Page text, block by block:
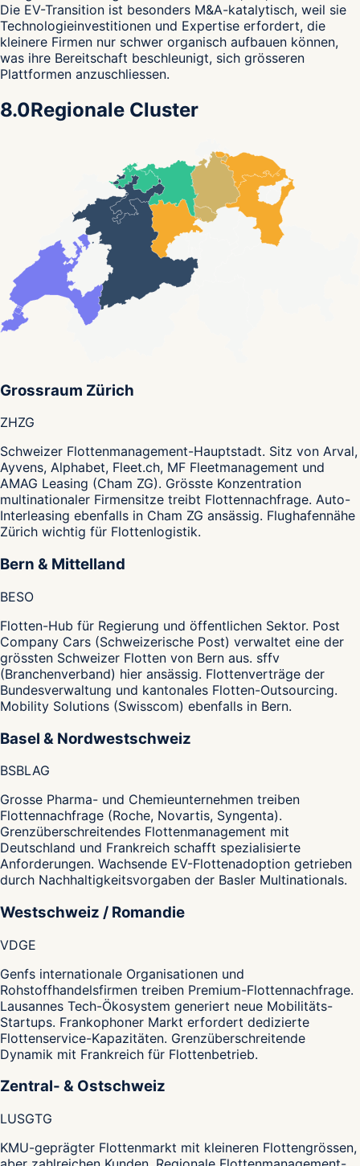
Die EV-Transition ist besonders M&A-katalytisch, weil sie
Technologieinvestitionen und Expertise erfordert, die
kleinere Firmen nur schwer organisch aufbauen können,
was ihre Bereitschaft beschleunigt, sich grösseren
Plattformen anzuschliessen.
8.0Regionale Cluster
Grossraum Zürich
ZHZG
Schweizer Flottenmanagement-Hauptstadt. Sitz von Arval,
Ayvens, Alphabet, Fleet.ch, MF Fleetmanagement und
AMAG Leasing (Cham ZG). Grösste Konzentration
multinationaler Firmensitze treibt Flottennachfrage. Auto-
Interleasing ebenfalls in Cham ZG ansässig. Flughafennähe
Zürich wichtig für Flottenlogistik.
Bern & Mittelland
BESO
Flotten-Hub für Regierung und öffentlichen Sektor. Post
Company Cars (Schweizerische Post) verwaltet eine der
grössten Schweizer Flotten von Bern aus. sffv
(Branchenverband) hier ansässig. Flottenverträge der
Bundesverwaltung und kantonales Flotten-Outsourcing.
Mobility Solutions (Swisscom) ebenfalls in Bern.
Basel & Nordwestschweiz
BSBLAG
Grosse Pharma- und Chemieunternehmen treiben
Flottennachfrage (Roche, Novartis, Syngenta).
Grenzüberschreitendes Flottenmanagement mit
Deutschland und Frankreich schafft spezialisierte
Anforderungen. Wachsende EV-Flottenadoption getrieben
durch Nachhaltigkeitsvorgaben der Basler Multinationals.
Westschweiz / Romandie
VDGE
Genfs internationale Organisationen und
Rohstoffhandelsfirmen treiben Premium-Flottennachfrage.
Lausannes Tech-Ökosystem generiert neue Mobilitäts-
Startups. Frankophoner Markt erfordert dedizierte
Flottenservice-Kapazitäten. Grenzüberschreitende
Dynamik mit Frankreich für Flottenbetrieb.
Zentral- & Ostschweiz
LUSGTG
KMU-geprägter Flottenmarkt mit kleineren Flottengrössen,